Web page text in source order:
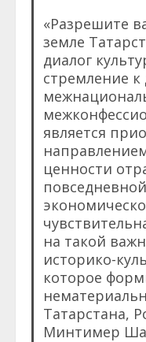
«Разрешите
земле
диалог
стремление
является
ценности
на такой
историко-
которое
Татарстана,
Минтимер